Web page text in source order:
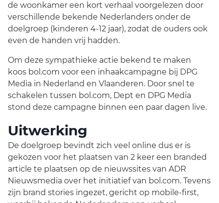
de woonkamer een kort verhaal voorgelezen door
verschillende bekende Nederlanders onder de
doelgroep (kinderen 4-12 jaar), zodat de ouders ook
even de handen vrij hadden.
Om deze sympathieke actie bekend te maken
koos bol.com voor een inhaakcampagne bij DPG
Media in Nederland en Vlaanderen. Door snel te
schakelen tussen bol.com, Dept en DPG Media
stond deze campagne binnen een paar dagen live.
Uitwerking
De doelgroep bevindt zich veel online dus er is
gekozen voor het plaatsen van 2 keer een branded
article te plaatsen op de nieuwssites van ADR
Nieuwsmedia over het initiatief van bol.com. Tevens
zijn brand stories ingezet, gericht op mobile-first,